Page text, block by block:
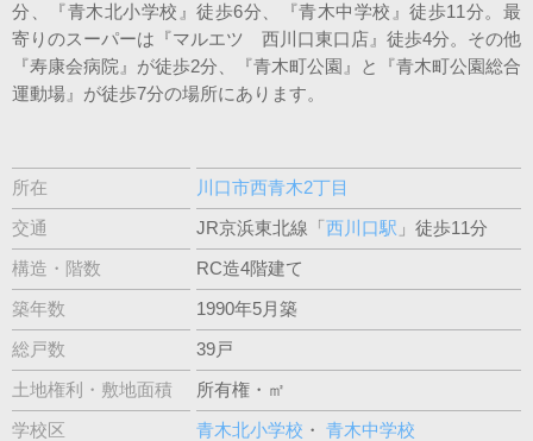
分、『青木北小学校』徒歩6分、『青木中学校』徒歩11分。最
寄りのスーパーは『マルエツ 西川口東口店』徒歩4分。その他
『寿康会病院』が徒歩2分、『青木町公園』と『青木町公園総合
運動場』が徒歩7分の場所にあります。
所在 川口市西青木2丁目
交通 JR京浜東北線「 西川口駅 」徒歩11分
構造・階数 RC造4階建て
築年数 1990年5月築
総戸数 39戸
土地権利・敷地面積 所有権・㎡
学校区 青木北小学校 ・ 青木中学校